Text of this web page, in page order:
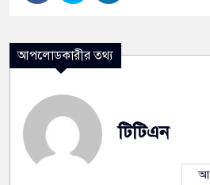
আপলোডকারীর তথ্য
টিটিএন